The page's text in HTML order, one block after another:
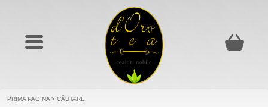
PRIMA PAGINA > CĂUTARE